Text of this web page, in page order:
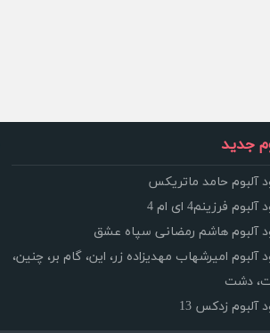
جدید
آلبوم حامد ماتریکس
آلبوم فرزینم4 ای ام 4
آلبوم هاشم رمضانی سپاه عشق
آلبوم امیرشهاب مهدیزاده زر، این، گام بر، چنین،
دشت
آلبوم زدکس 13